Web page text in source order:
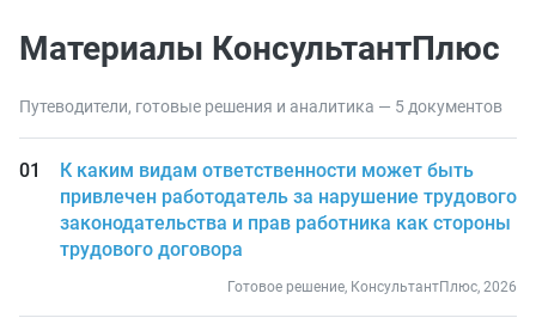
Материалы КонсультантПлюс
Путеводители, готовые решения и аналитика — 5 документов
К каким видам ответственности может быть
привлечен работодатель за нарушение трудового
законодательства и прав работника как стороны
трудового договора
Готовое решение, КонсультантПлюс, 2026